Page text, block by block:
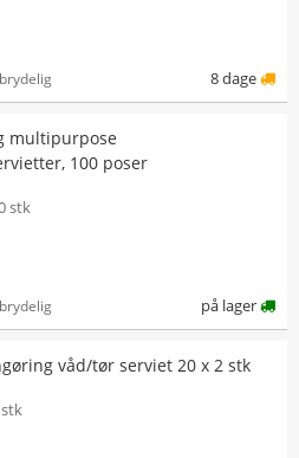
8 dage
multipurpose
100 poser
stk
på lager
våd/tør serviet 20 x 2 stk